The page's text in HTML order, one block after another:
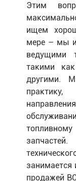
Этим
ищем
мере – мы
ведущими
такими
другими.
занимается
продажей